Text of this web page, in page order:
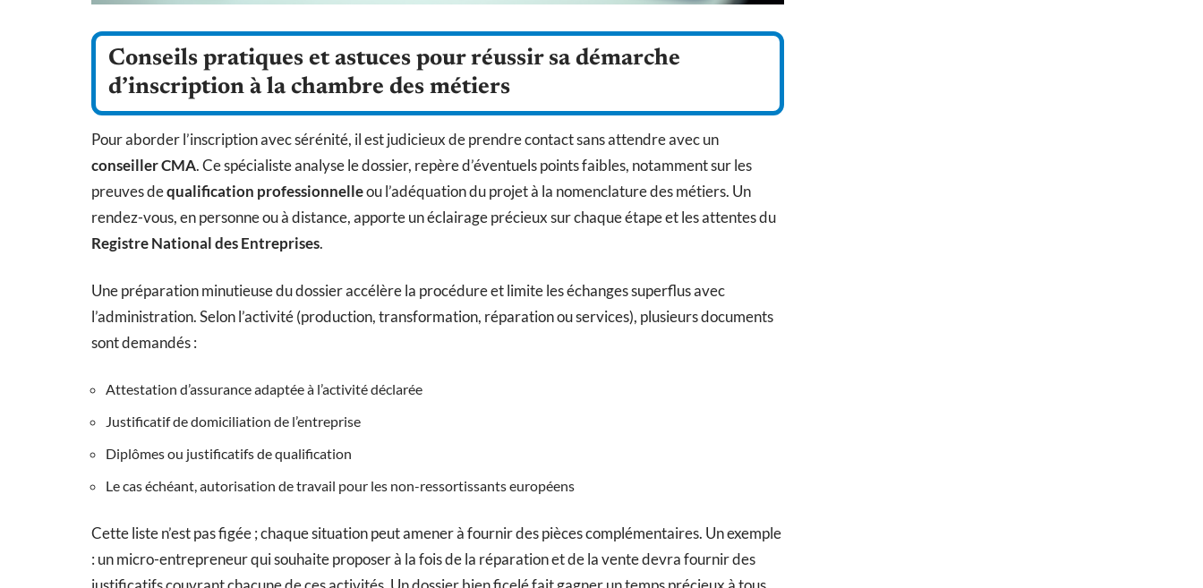
Conseils pratiques et astuces pour réussir sa démarche
d’inscription à la chambre des métiers
Pour aborder l’inscription avec sérénité, il est judicieux de prendre contact sans attendre avec un
conseiller CMA. Ce spécialiste analyse le dossier, repère d’éventuels points faibles, notamment sur les
preuves dequalification professionnelleou l’adéquation du projet à la nomenclature des métiers. Un
rendez-vous, en personne ou à distance, apporte un éclairage précieux sur chaque étape et les attentes du
Registre National des Entreprises.
Une préparation minutieuse du dossier accélère la procédure et limite les échanges superflus avec
l’administration. Selon l’activité (production, transformation, réparation ou services), plusieurs documents
sont demandés :
Attestation d’assurance adaptée à l’activité déclarée
Justificatif de domiciliation de l’entreprise
Diplômes ou justificatifs de qualification
Le cas échéant, autorisation de travail pour les non-ressortissants européens
Cette liste n’est pas figée ; chaque situation peut amener à fournir des pièces complémentaires. Un exemple
: un micro-entrepreneur qui souhaite proposer à la fois de la réparation et de la vente devra fournir des